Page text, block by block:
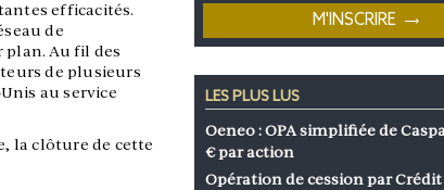
efficacités.
de
Au fil des
de plusieurs
au service
la clôture de cette
LES PLUS LUS
Oeneo : OPA simplifiée de
€ par action
Opération de cession par Crédit